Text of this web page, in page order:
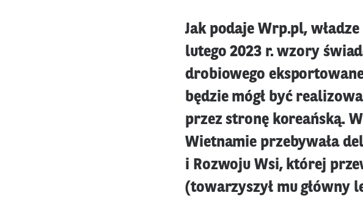
Jak podaje Wrp.pl,
lutego 2023 r. wzory
drobiowego
będzie mógł być
przez stronę koreańską.
Wietnamie przebywała
i Rozwoju Wsi, której
(towarzyszył mu główny